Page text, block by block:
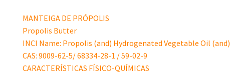
MANTEIGA DE PRÓPOLIS
Propolis Butter
INCI Name: Propolis (and) Hydrogenated Vegetable Oil
CAS: 9009-62-5/ 68334-28-1 / 59-02-9
CARACTERÍSTICAS FÍSICO-QUÍMICAS